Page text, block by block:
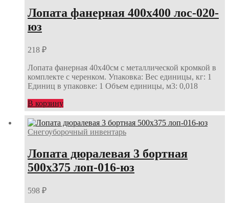
Лопата фанерная 400х400 лос-020-
юз
218 ₽
Лопата фанерная 40х40см с металлической кромкой в
комплекте с черенком. Упаковка: Вес единицы, кг: 1
Единиц в упаковке: 1 Объем единицы, м3: 0,018
В корзину
Снегоуборочный инвентарь
Лопата дюралевая 3 бортная
500х375 лоп-016-юз
598 ₽